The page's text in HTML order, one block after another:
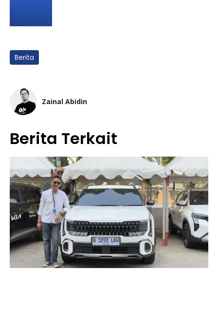
Berita
Zainal Abidin
Berita Terkait